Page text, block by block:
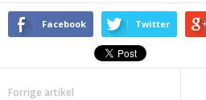
Facebook Twitter
Forrige artikel